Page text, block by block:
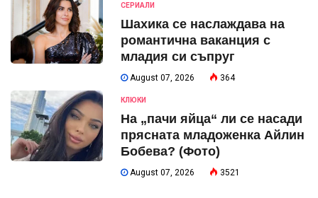
СЕРИАЛИ
Шахика се наслаждава на
романтична ваканция с
младия си съпруг
August 07, 2026 364
КЛЮКИ
На „пачи яйца“ ли се насади
прясната младоженка Айлин
Бобева? (Фото)
August 07, 2026 3521